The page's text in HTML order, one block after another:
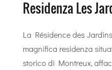
Residenza Les
La Résidence des
magnifica residenza
storico di Montreux,